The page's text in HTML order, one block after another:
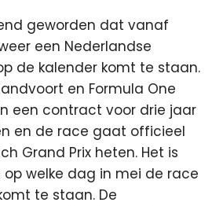
geworden dat vanaf
een Nederlandse
de kalender komt te staan.
en Formula One
een contract voor drie jaar
en de race gaat officieel
Grand Prix heten. Het is
welke dag in mei de race
te staan. De